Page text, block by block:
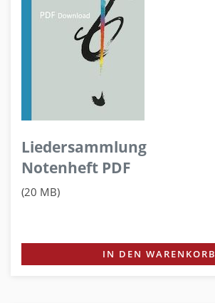
Liedersammlung
Notenheft PDF
(20 MB)
IN DEN WARENKORB